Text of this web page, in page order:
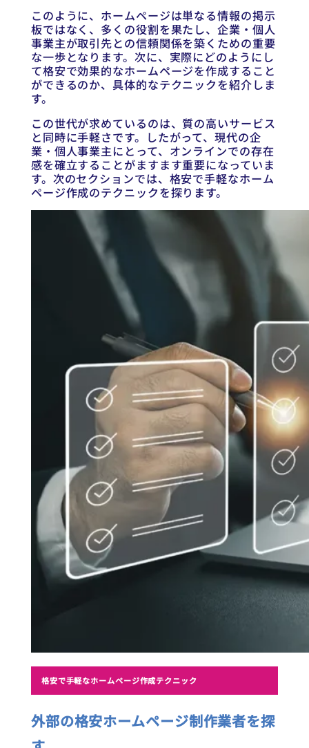
このように、ホームページは単なる情報の掲示
板ではなく、多くの役割を果たし、企業・個人
事業主が取引先との信頼関係を築くための重要
な一歩となります。次に、実際にどのようにし
て格安で効果的なホームページを作成すること
ができるのか、具体的なテクニックを紹介しま
す。
この世代が求めているのは、質の高いサービス
と同時に手軽さです。したがって、現代の企
業・個人事業主にとって、オンラインでの存在
感を確立することがますます重要になっていま
す。次のセクションでは、格安で手軽なホーム
ページ作成のテクニックを探ります。
格安で手軽なホームページ作成テクニック
外部の格安ホームページ制作業者を探